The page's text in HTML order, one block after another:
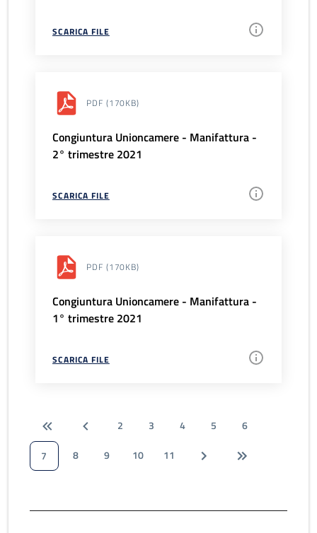
SCARICA FILE
PDF (170KB)
Congiuntura Unioncamere - Manifattura -
2° trimestre 2021
SCARICA FILE
PDF (170KB)
Congiuntura Unioncamere - Manifattura -
1° trimestre 2021
SCARICA FILE
2 3 4 5
6
7
8 9 10 11